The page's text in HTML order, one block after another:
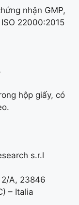
nhận GMP,
22000:2015
hộp giấy, có
s.r.l
A, 23846
– Italia